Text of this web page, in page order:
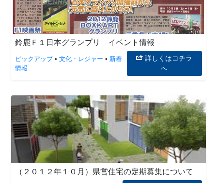
鈴鹿Ｆ１日本グランプリ イベント情報
ピックアップ• 文化・レジャー • 新着
情報
詳しくはコチラ
へ
（２０１２年１０月）県営住宅の定期募集について